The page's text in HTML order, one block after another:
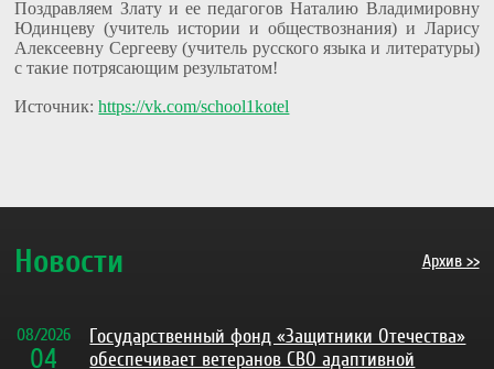
Поздравляем Злату и ее педагогов Наталию Владимировну
Юдинцеву (учитель истории и обществознания) и Ларису
Алексеевну Сергееву (учитель русского языка и литературы)
с такие потрясающим результатом!
Источник:https://vk.com/school1kotel
Новости Архив >>
04
08/2026
Государственный фонд «Защитники Отечества»
обеспечивает ветеранов СВО адаптивной